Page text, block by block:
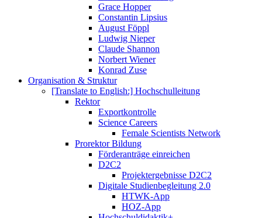
Grace Hopper
Constantin Lipsius
August Föppl
Ludwig Nieper
Claude Shannon
Norbert Wiener
Konrad Zuse
Organisation & Struktur
[Translate to English:] Hochschulleitung
Rektor
Exportkontrolle
Science Careers
Female Scientists Network
Prorektor Bildung
Förderanträge einreichen
D2C2
Projektergebnisse D2C2
Digitale Studienbegleitung 2.0
HTWK-App
HOZ-App